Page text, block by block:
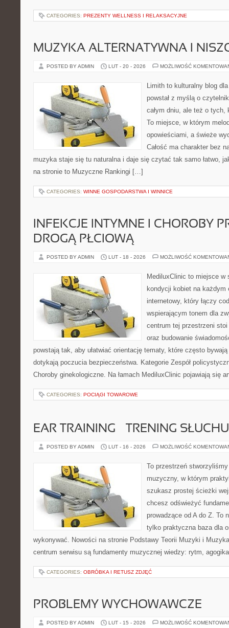
CATEGORIES: PREZENTY WELLNESS I RELAKSACYJNE
MUZYKA ALTERNATYWNA I
POSTED BY ADMIN LUT - 20 - 2026 MOŻLIWOŚĆ
Limith to kulturalny blog
powstał z myślą o
całym dniu, ale też o
To miejsce, w którym
opowieściami, a świeże
Całość ma charakter bez
muzyka staje się tu naturalna i daje się czytać tak samo łatwo,
na stronie to Muzyczne Rankingi […]
CATEGORIES: WINNE GOSPODARSTWA I WINNICE
INFEKCJE INTYMNE I CHOROBY
DROGĄ PŁCIOWĄ
POSTED BY ADMIN LUT - 18 - 2026 MOŻLIWOŚĆ
MediluxClinic to miejsce
kondycji kobiet na każdym
internetowy, który łączy
wspierającym tonem dla
centrum tej przestrzeni
oraz budowanie
powstają tak, aby ułatwiać orientację tematy, które często
dotykają poczucia bezpieczeństwa. Kategorie Zespół
Choroby ginekologiczne. Na łamach MediluxClinic pojawiają się
CATEGORIES: POCIĄGI TOWAROWE
EAR TRAINING – TRENING SŁUCHU
POSTED BY ADMIN LUT - 16 - 2026 MOŻLIWOŚĆ
To przestrzeń
muzyczny, w którym
szukasz prostej ścieżki
chcesz odświeżyć
prowadzące od A do Z. To
tylko praktyczna baza dla
wykonywać. Nowości na stronie Podstawy Teorii Muzyki i
centrum serwisu są fundamenty muzycznej wiedzy: rytm,
CATEGORIES: OBRÓBKA I RETUSZ ZDJĘĆ
PROBLEMY WYCHOWAWCZE
POSTED BY ADMIN LUT - 15 - 2026 MOŻLIWOŚĆ